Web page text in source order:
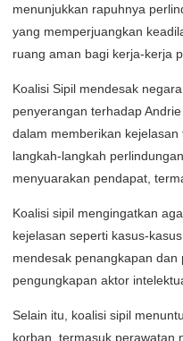
menunjukkan rapuhnya
yang memperjuangkan
ruang aman bagi kerja-kerja
Koalisi Sipil mendesak
penyerangan terhadap
dalam memberikan
langkah-langkah
menyuarakan pendapat,
Koalisi sipil mengingatkan
kejelasan seperti kasus-
mendesak penangkapan
pengungkapan aktor
Selain itu, koalisi sipil
korban, termasuk perawatan